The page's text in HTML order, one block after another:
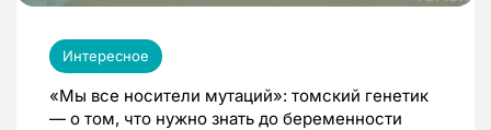
Интересное
«Мы все носители мутаций»: томский генетик
— о том, что нужно знать до беременности